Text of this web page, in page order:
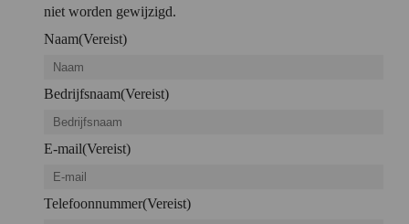
niet worden gewijzigd.
Naam(Vereist)
Bedrijfsnaam(Vereist)
E-mail(Vereist)
Telefoonnummer(Vereist)